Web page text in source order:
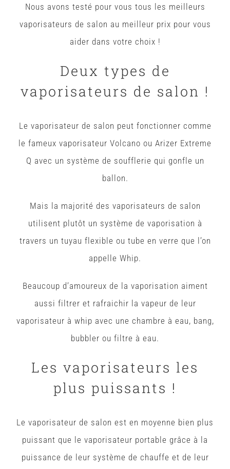
Nous avons testé pour vous tous les meilleurs
vaporisateurs de salon au meilleur prix pour vous
aider dans votre choix !
Deux types de
vaporisateurs de salon !
Le vaporisateur de salon peut fonctionner comme
le fameux vaporisateur Volcano ou Arizer Extreme
Q avec un système de soufflerie qui gonfle un
ballon.
Mais la majorité des vaporisateurs de salon
utilisent plutôt un système de vaporisation à
travers un tuyau flexible ou tube en verre que l’on
appelle Whip.
Beaucoup d’amoureux de la vaporisation aiment
aussi filtrer et rafraichir la vapeur de leur
vaporisateur à whip avec une chambre à eau, bang,
bubbler ou filtre à eau.
Les vaporisateurs les
plus puissants !
Le vaporisateur de salon est en moyenne bien plus
puissant que le vaporisateur portable grâce à la
puissance de leur système de chauffe et de leur